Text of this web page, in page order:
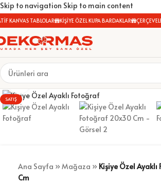
Skip to navigation Skip to main content
KANVAS TABLOLAR KİŞİYE ÖZEL KUPA BARDAKLAR
SATIŞ
Büyütmek için tıklayın
Ana Sayfa »Mağaza » Kişiye Özel
Cm